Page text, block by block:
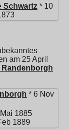
Schwartz * 10
am 25 April
Randenborgh
* 6 Nov
1885
1889